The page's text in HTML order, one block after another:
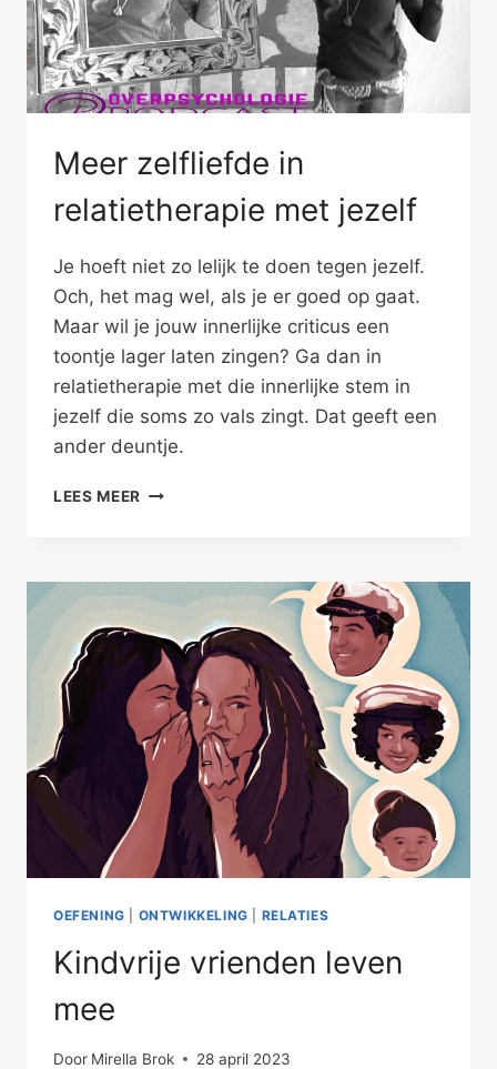
Meer zelfliefde in
relatietherapie met jezelf
Je hoeft niet zo lelijk te doen tegen jezelf.
Och, het mag wel, als je er goed op gaat.
Maar wil je jouw innerlijke criticus een
toontje lager laten zingen? Ga dan in
relatietherapie met die innerlijke stem in
jezelf die soms zo vals zingt. Dat geeft een
ander deuntje.
LEES MEER MEER
MET
JEZELF
OEFENING ONTWIKKELING RELATIES
Kindvrije vrienden leven
mee
Door Mirella Brok 28 april 2023